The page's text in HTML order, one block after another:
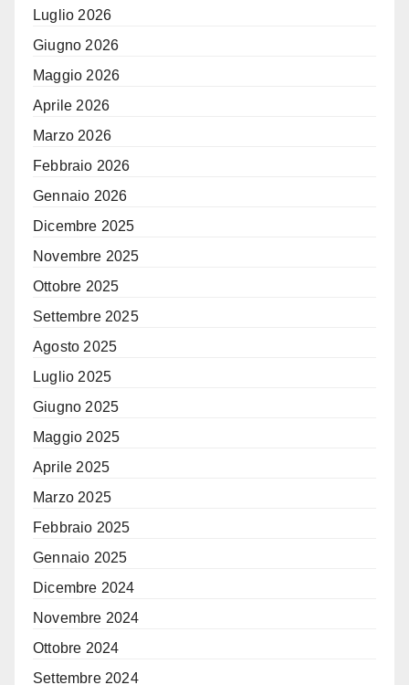
Luglio 2026
Giugno 2026
Maggio 2026
Aprile 2026
Marzo 2026
Febbraio 2026
Gennaio 2026
Dicembre 2025
Novembre 2025
Ottobre 2025
Settembre 2025
Agosto 2025
Luglio 2025
Giugno 2025
Maggio 2025
Aprile 2025
Marzo 2025
Febbraio 2025
Gennaio 2025
Dicembre 2024
Novembre 2024
Ottobre 2024
Settembre 2024